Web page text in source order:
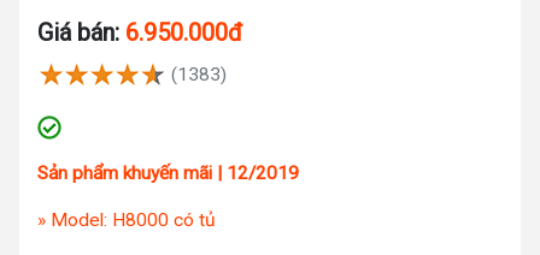
Giá bán: 6.950.000đ
(1383)
Sản phẩm khuyến mãi | 12/2019
» Model: H8000 có tủ